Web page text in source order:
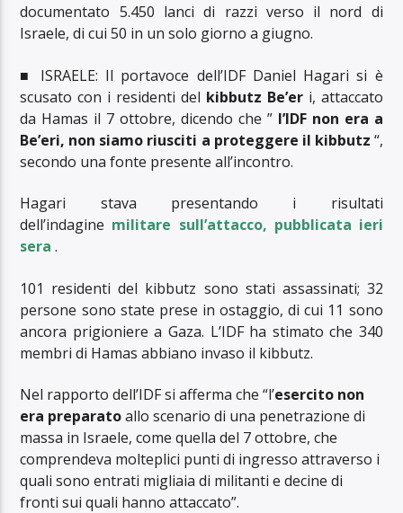
documentato 5.450 lanci di razzi verso il nord di
Israele, di cui 50 in un solo giorno a giugno.
■ ISRAELE: Il portavoce dell’IDF Daniel Hagari si è
scusato con i residenti del kibbutz Be’eri, attaccato
da Hamas il 7 ottobre, dicendo che ” l’IDF non era a
Be’eri, non siamo riusciti a proteggere il kibbutz “,
secondo una fonte presente all’incontro.
Hagari stava presentando i risultati
dell’indagine militare sull’attacco, pubblicata ieri
sera .
101 residenti del kibbutz sono stati assassinati; 32
persone sono state prese in ostaggio, di cui 11 sono
ancora prigioniere a Gaza. L’IDF ha stimato che 340
membri di Hamas abbiano invaso il kibbutz.
Nel rapporto dell’IDF si afferma che “l’esercito non
era preparatoallo scenario di una penetrazione di
massa in Israele, come quella del 7 ottobre, che
comprendeva molteplici punti di ingresso attraverso i
quali sono entrati migliaia di militanti e decine di
fronti sui quali hanno attaccato”.